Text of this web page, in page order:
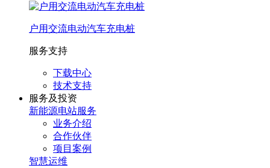
户用交流电动汽车充电桩
服务支持
下载中心
技术支持
服务及投资
新能源电站服务
业务介绍
合作伙伴
项目案例
智慧运维